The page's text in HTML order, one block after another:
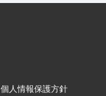
個人情報保護方針